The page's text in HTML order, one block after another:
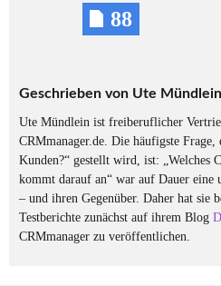
Geschrieben von Ute Mündlein
Ute Mündlein ist freiberuflicher
CRMmanager.de. Die häufigste
Kunden?“ gestellt wird, ist: „Welches
kommt darauf an“ war auf Dauer
– und ihren Gegenüber. Daher hat sie
Testberichte zunächst auf ihrem Blog
CRMmanager zu veröffentlichen.
88